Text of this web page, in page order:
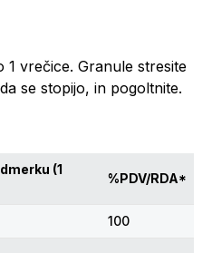
1 vrečice. Granule stresite
se stopijo, in pogoltnite.
(1
%PDV/RDA*
100